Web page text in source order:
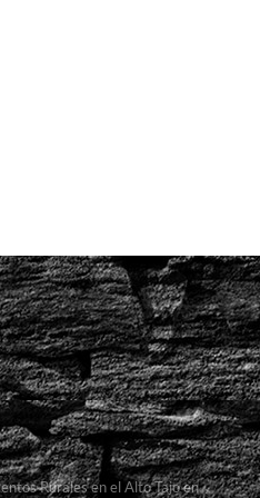
Rurales en el Alto Tajo en